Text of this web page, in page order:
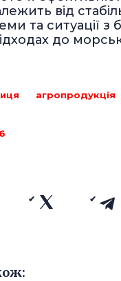
від
та ситуації з
до
агропродукція